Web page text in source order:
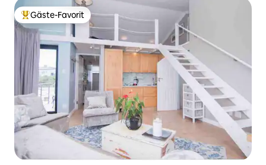
Beliebter Gäste-Favorit.
Gäste-Favorit